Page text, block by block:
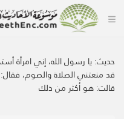
حديث:يا رسول الله، إني امرأة
قد منعتني الصلاة والصوم،
قالت: هو أكثر من ذلك